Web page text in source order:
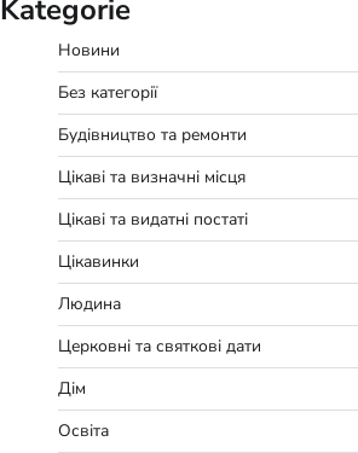
Kategorie
Новини
Без категорії
Будівництво та ремонти
Цікаві та визначні місця
Цікаві та видатні постаті
Цікавинки
Людина
Церковні та святкові дати
Дім
Освіта